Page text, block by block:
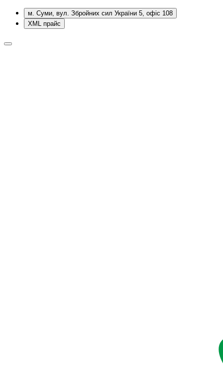
м. Суми, вул. Збройних сил України 5, офіс 108
XML прайс